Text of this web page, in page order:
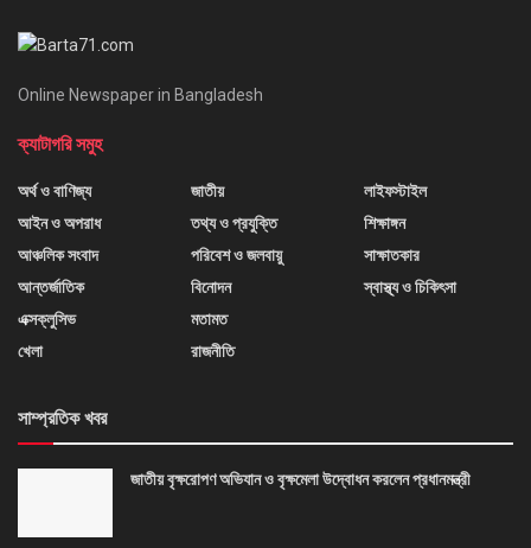
Online Newspaper in Bangladesh
ক্যাটাগরি সমুহ
অর্থ ও বাণিজ্য
আইন ও অপরাধ
আঞ্চলিক সংবাদ
আন্তর্জাতিক
এক্সক্লুসিভ
খেলা
জাতীয়
তথ্য ও প্রযুক্তি
পরিবেশ ও জলবায়ু
বিনোদন
মতামত
রাজনীতি
লাইফস্টাইল
শিক্ষাঙ্গন
সাক্ষাতকার
স্বাস্থ্য ও চিকিৎসা
সাম্প্রতিক খবর
জাতীয় বৃক্ষরোপণ অভিযান ও বৃক্ষমেলা উদ্বোধন করলেন প্রধানমন্ত্রী